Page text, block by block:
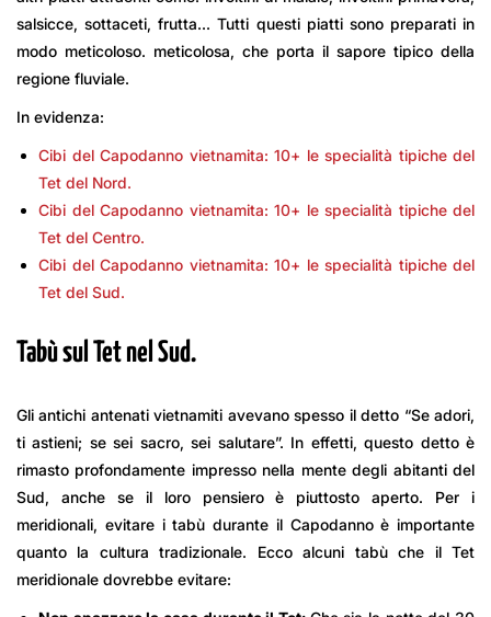
salsicce, sottaceti, frutta… Tutti questi piatti sono preparati in
modo meticoloso. meticolosa, che porta il sapore tipico della
regione fluviale.
In evidenza:
Cibi del Capodanno vietnamita: 10+ le specialità tipiche del
Tet del Nord.
Cibi del Capodanno vietnamita: 10+ le specialità tipiche del
Tet del Centro.
Cibi del Capodanno vietnamita: 10+ le specialità tipiche del
Tet del Sud.
Tabù sul Tet nel Sud.
Gli antichi antenati vietnamiti avevano spesso il detto “Se adori,
ti astieni; se sei sacro, sei salutare”. In effetti, questo detto è
rimasto profondamente impresso nella mente degli abitanti del
Sud, anche se il loro pensiero è piuttosto aperto. Per i
meridionali, evitare i tabù durante il Capodanno è importante
quanto la cultura tradizionale. Ecco alcuni tabù che il Tet
meridionale dovrebbe evitare: